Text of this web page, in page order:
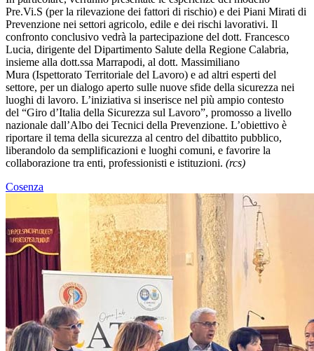
Pre.Vi.S (per la rilevazione dei fattori di rischio) e dei Piani Mirati di
Prevenzione nei settori agricolo, edile e dei rischi lavorativi. Il
confronto conclusivo vedrà la partecipazione del dott. Francesco
Lucia, dirigente del Dipartimento Salute della Regione Calabria,
insieme alla dott.ssa Marrapodi, al dott. Massimiliano
Mura (Ispettorato Territoriale del Lavoro) e ad altri esperti del
settore, per un dialogo aperto sulle nuove sfide della sicurezza nei
luoghi di lavoro. L’iniziativa si inserisce nel più ampio contesto
del “Giro d’Italia della Sicurezza sul Lavoro”, promosso a livello
nazionale dall’Albo dei Tecnici della Prevenzione. L’obiettivo è
riportare il tema della sicurezza al centro del dibattito pubblico,
liberandolo da semplificazioni e luoghi comuni, e favorire la
collaborazione tra enti, professionisti e istituzioni. (rcs)
Cosenza